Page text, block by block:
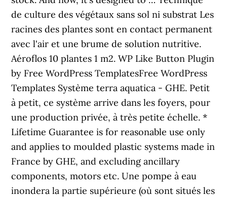
de culture des végétaux sans sol ni substrat Les
racines des plantes sont en contact permanent
avec l'air et une brume de solution nutritive.
Aéroflos 10 plantes 1 m2. WP Like Button Plugin
by Free WordPress TemplatesFree WordPress
Templates Système terra aquatica - GHE. Petit
à petit, ce système arrive dans les foyers, pour
une production privée, à très petite échelle. *
Lifetime Guarantee is for reasonable use only
and applies to moulded plastic systems made in
France by GHE, and excluding ancillary
components, motors etc. Une pompe à eau
inondera la partie supérieure (où sont situés les